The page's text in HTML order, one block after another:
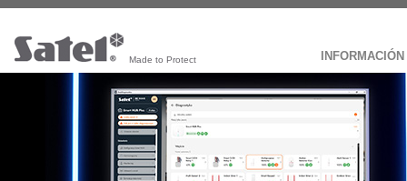
Made to Protect INFORMACIÓN